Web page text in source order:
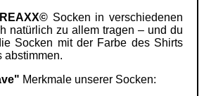
Socken in verschiedenen
natürlich zu allem tragen – und du
Socken mit der Farbe des Shirts
abstimmen.
Merkmale unserer Socken: